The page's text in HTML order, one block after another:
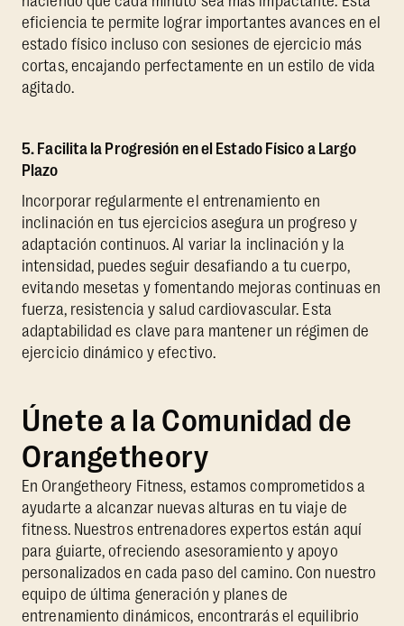
eficiencia te permite lograr importantes avances en el
estado físico incluso con sesiones de ejercicio más
cortas, encajando perfectamente en un estilo de vida
agitado.
5. Facilita la Progresión en el Estado Físico a Largo
Plazo
Incorporar regularmente el entrenamiento en
inclinación en tus ejercicios asegura un progreso y
adaptación continuos. Al variar la inclinación y la
intensidad, puedes seguir desafiando a tu cuerpo,
evitando mesetas y fomentando mejoras continuas en
fuerza, resistencia y salud cardiovascular. Esta
adaptabilidad es clave para mantener un régimen de
ejercicio dinámico y efectivo.
Únete a la Comunidad de
Orangetheory
En Orangetheory Fitness, estamos comprometidos a
ayudarte a alcanzar nuevas alturas en tu viaje de
fitness. Nuestros entrenadores expertos están aquí
para guiarte, ofreciendo asesoramiento y apoyo
personalizados en cada paso del camino. Con nuestro
equipo de última generación y planes de
entrenamiento dinámicos, encontrarás el equilibrio